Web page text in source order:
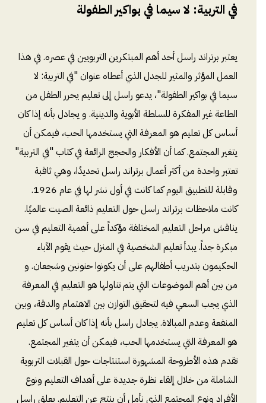
في التربية: لا سيما في بواكير الطفولة
يعتبر برتراند راسل أحد أهم المبتكرين التربويين في عصره. في هذا
العمل المؤثر والمثير للجدل الذي أعطاه عنوان "في التربية: لا
سيما في بواكير الطفولة"، يدعو راسل إلى تعليم يحرر الطفل من
الطاعة غير المفكرة للسلطة الأبوية والدينية. و يجادل بأنه إذا كان
أساس كل تعليم هو المعرفة التي يستخدمها الحب، فيمكن أن
يتغير المجتمع. كما أن الأفكار والحجج الرائعة في كتاب "في التربية"
تعتبر واحدة من أكثر أعمال برتراند راسل تحديدًا، وهي ثاقبة
وقابلة للتطبيق اليوم كما كانت في أول نشر لها في عام 1926.
كانت ملاحظات برتراند راسل حول التعليم ذائعة الصيت عالميًا.
يناقش مراحل التعليم المختلفة مؤكداً على أهمية التعليم في سن
مبكرة جداً. يبدأ تعليم الشخصية في المنزل حيث يقوم الآباء
الحكيمون بتدريب أطفالهم على أن يكونوا حنونين وشجعان. و
من بين أهم الموضوعات التي يتم تناولها هو التعليم في المعرفة
الذي يجب السعي فيه لتحقيق التوازن بين الاهتمام والدقة، وبين
المنفعة وعدم المبالاة. يجادل راسل بأنه إذا كان أساس كل تعليم
هو المعرفة التي يستخدمها الحب، فيمكن أن يتغير المجتمع.
تقدم هذه الأطروحة المشهورة استنتاجات حول القبلات التربوية
الشاملة من خلال إلقاء نظرة جديدة على أهداف التعليم ونوع
الأفراد ونوع المجتمع الذي نأمل أن ينتج عن التعليم. يعلق راسل